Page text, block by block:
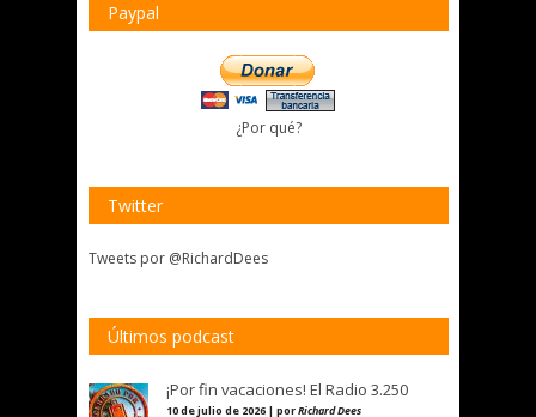
Paypal
¿Por qué?
Twitter
Tweets por @RichardDees
Últimos podcast
¡Por fin vacaciones! El Radio 3.250
10 de julio de 2026 | porRichard Dees